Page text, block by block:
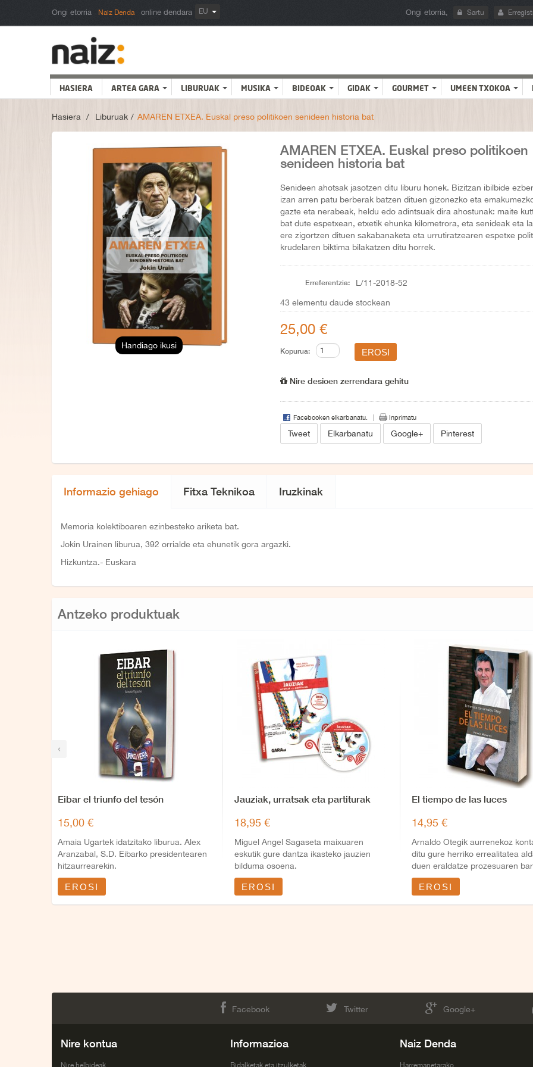
Ongi etorria Naiz Denda online dendara Ongi etorria, Sartu
EU
HASIERA ARTEA GARA LIBURUAK MUSIKA BIDEOAK GIDAK GOURMET UMEEN TXOKOA
Hasiera > Liburuak > AMAREN ETXEA. Euskal preso politikoen senideen historia bat
Handiago ikusi
AMAREN ETXEA. Euskal preso politikoen
senideen historia bat
Senideen ahotsak jasotzen ditu liburu honek. Bizitzan ibilbide
izan arren patu berberak batzen dituen gizonezko eta
gazte eta nerabeak, heldu edo adintsuak dira ahostunak: maite
bat dute espetxean, etxetik ehunka kilometrora, eta senideak eta
ere zigortzen dituen sakabanaketa eta urrutiratzearen espetxe
krudelaren biktima bilakatzen ditu horrek.
Erreferentzia: L/11-2018-52
43 elementu daude stockean
25,00 €
Kopurua:
Nire desioen zerrendara gehitu
Facebooken elkarbanatu. Inprimatu
Tweet Elkarbanatu Google+ Pinterest
Informazio gehiago Fitxa Teknikoa Iruzkinak
Memoria kolektiboaren ezinbesteko ariketa bat.
Jokin Urainen liburua, 392 orrialde eta ehunetik gora argazki.
Hizkuntza.- Euskara
Antzeko produktuak
‹
Eibar el triunfo del tesón
15,00 €
Amaia Ugartek idatzitako liburua. Alex
Aranzabal, S.D. Eibarko presidentearen
hitzaurrearekin.
EROSI
Jauziak, urratsak eta partiturak
18,95 €
Miguel Angel Sagaseta maixuaren
eskutik gure dantza ikasteko jauzien
bilduma osoena.
EROSI
El tiempo de las luces
14,95 €
Arnaldo Otegik aurrenekoz
ditu gure herriko errealitatea
duen eraldatze prozesuaren
EROSI
Facebook Twitter Google+
Nire kontua
Nire helbideak
Informazioa
Bidalketak eta itzulketak
Naiz Denda
Harremanetarako